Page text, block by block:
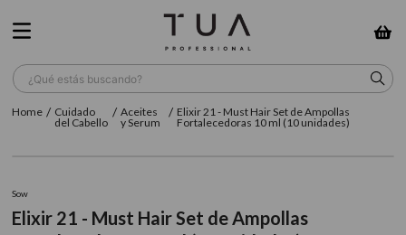
¿Qué estás buscando?
Cuidado
del Cabello
Aceites
y Serum
Elixir 21 - Must Hair Set de Ampollas
Fortalecedoras 10 ml (10 unidades)
Sow
Elixir 21 - Must Hair Set de Ampollas
TÉRMINOS MÁS BUSCADOS
3. farmavita